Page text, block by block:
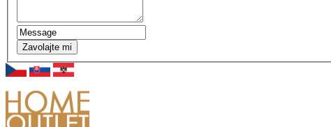
Zavolajte mi